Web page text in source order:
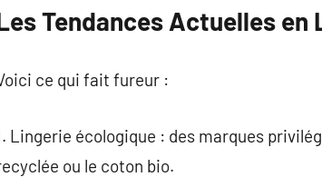
Tendances Actuelles en
ce qui fait fureur :
Lingerie écologique : des marques
ou le coton bio.